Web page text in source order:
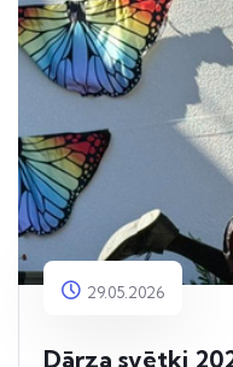
29.05.2026
Dārza svētki